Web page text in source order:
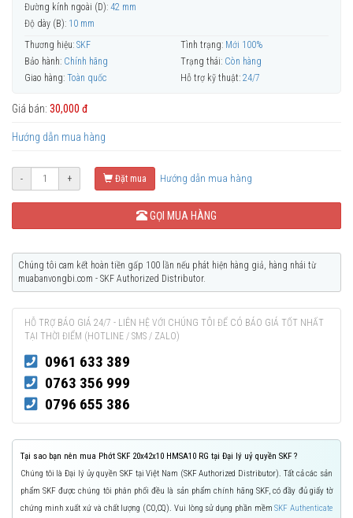
Đường kính ngoài (D): 42 mm
Độ dày (B): 10 mm
Thương hiệu: SKF Tình trạng: Mới 100%
Bảo hành: Chính hãng Trạng thái: Còn hàng
Giao hàng: Toàn quốc Hỗ trợ kỹ thuật: 24/7
Giá bán: 30,000 đ
Hướng dẫn mua hàng
- + Đặt mua Hướng dẫn mua hàng
GỌI MUA HÀNG
Chúng tôi cam kết hoàn tiền gấp 100 lần nếu phát hiện hàng giả, hàng nhái từ
muabanvongbi.com - SKF Authorized Distributor.
HỖ TRỢ BÁO GIÁ 24/7 - LIÊN HỆ VỚI CHÚNG TÔI ĐỂ CÓ BÁO GIÁ TỐT NHẤT
TẠI THỜI ĐIỂM (HOTLINE / SMS / ZALO)
0961 633 389
0763 356 999
0796 655 386
Tại sao bạn nên mua Phớt SKF 20x42x10 HMSA10 RG tại Đại lý uỷ quyền SKF ?
Chúng tôi là Đại lý ủy quyền SKF tại Việt Nam (SKF Authorized Distributor). Tất cả các sản
phẩm SKF được chúng tôi phân phối đều là sản phẩm chính hãng SKF, có đầy đủ giấy tờ
chứng minh xuất xứ và chất lượng (CO,CQ). Vui lòng sử dụng phần mềmSKF Authenticate